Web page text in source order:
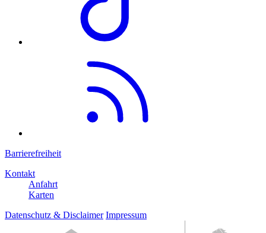
Barrierefreiheit
Kontakt
Anfahrt
Karten
Datenschutz & Disclaimer Impressum